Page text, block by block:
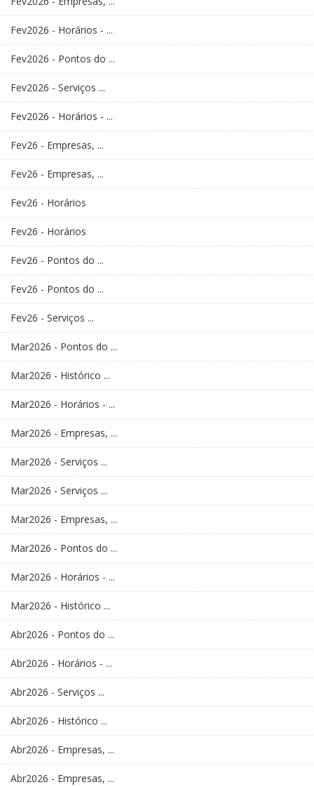
Fev2026 - Horários - ...
Fev2026 - Pontos do ...
Fev2026 - Serviços ...
Fev2026 - Horários - ...
Fev26 - Empresas, ...
Fev26 - Empresas, ...
Fev26 - Horários
Fev26 - Horários
Fev26 - Pontos do ...
Fev26 - Pontos do ...
Fev26 - Serviços ...
Mar2026 - Pontos do ...
Mar2026 - Histórico ...
Mar2026 - Horários - ...
Mar2026 - Empresas, ...
Mar2026 - Serviços ...
Mar2026 - Serviços ...
Mar2026 - Empresas, ...
Mar2026 - Pontos do ...
Mar2026 - Horários - ...
Mar2026 - Histórico ...
Abr2026 - Pontos do ...
Abr2026 - Horários - ...
Abr2026 - Serviços ...
Abr2026 - Histórico ...
Abr2026 - Empresas, ...
Abr2026 - Empresas, ...